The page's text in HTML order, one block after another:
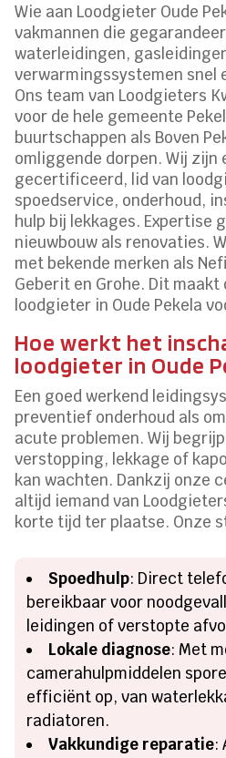
Wie aan Loodgieter Oude
vakmannen die
waterleidingen,
verwarmingssystemen snel
Ons team van Loodgieters
voor de hele gemeente
buurtschappen als Boven
omliggende dorpen. Wij zijn
gecertificeerd, lid van
spoedservice, onderhoud,
hulp bij lekkages. Expertise
nieuwbouw als renovaties.
met bekende merken als
Geberit en Grohe. Dit maakt
loodgieter in Oude Pekela
Hoe werkt het
loodgieter in Oude
Een goed werkend
preventief onderhoud als
acute problemen. Wij
verstopping, lekkage of
kan wachten. Dankzij onze
altijd iemand van
korte tijd ter plaatse. Onze
Spoedhulp: Direct
bereikbaar voor
leidingen of verstopte
Lokale diagnose: Met
camerahulpmiddelen
efficiënt op, van
radiatoren.
Vakkundige reparatie: